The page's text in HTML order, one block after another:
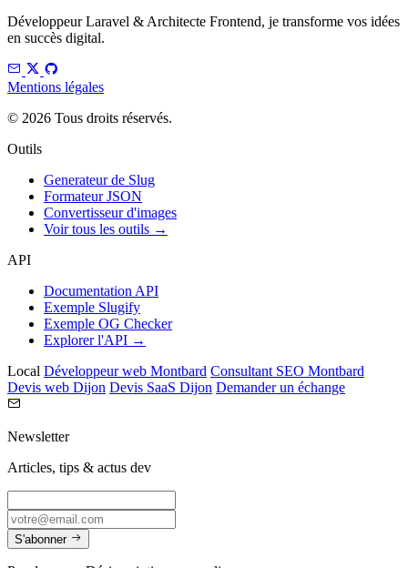
Développeur Laravel & Architecte Frontend, je transforme vos idées
en succès digital.
Mentions légales
© 2026 Tous droits réservés.
Outils
Generateur de Slug
Formateur JSON
Convertisseur d'images
Voir tous les outils →
API
Documentation API
Exemple Slugify
Exemple OG Checker
Explorer l'API →
Local Développeur web Montbard Consultant SEO Montbard
Devis web Dijon Devis SaaS Dijon Demander un échange
Newsletter
Articles, tips & actus dev
S'abonner